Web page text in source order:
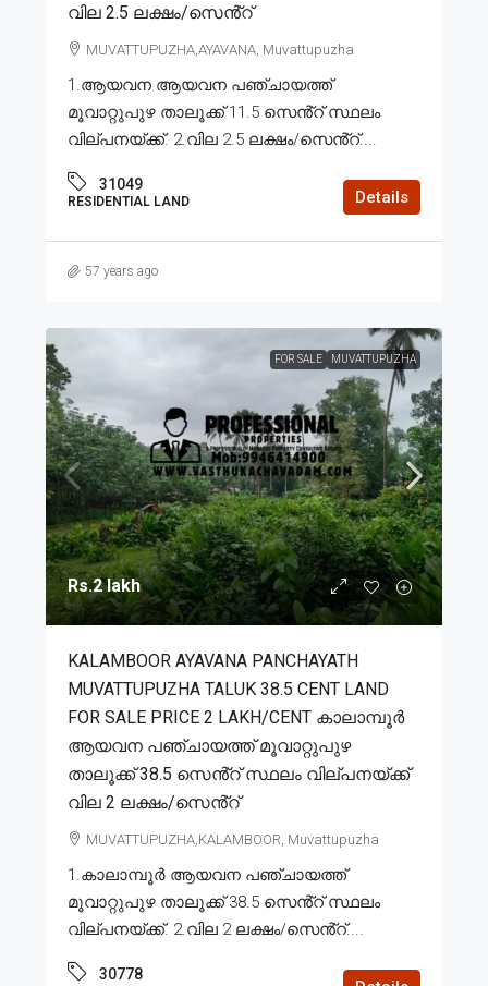
വില 2.5 ലക്ഷം/സെൻ്റ്
MUVATTUPUZHA,AYAVANA, Muvattupuzha
1.ആയവന ആയവന പഞ്ചായത്ത്
മൂവാറ്റുപുഴ താലൂക്ക് 11.5 സെൻ്റ് സ്ഥലം
വില്പനയ്ക്ക്. 2.വില 2.5 ലക്ഷം/സെൻ്റ്....
31049
RESIDENTIAL LAND Details
57 years ago
FOR SALE MUVATTUPUZHA
Rs.2 lakh
KALAMBOOR AYAVANA PANCHAYATH
MUVATTUPUZHA TALUK 38.5 CENT LAND
FOR SALE PRICE 2 LAKH/CENT കാലാമ്പൂർ
ആയവന പഞ്ചായത്ത് മൂവാറ്റുപുഴ
താലൂക്ക് 38.5 സെൻ്റ് സ്ഥലം വില്പനയ്ക്ക്
വില 2 ലക്ഷം/സെൻ്റ്
MUVATTUPUZHA,KALAMBOOR, Muvattupuzha
1.കാലാമ്പൂർ ആയവന പഞ്ചായത്ത്
മൂവാറ്റുപുഴ താലൂക്ക് 38.5 സെൻ്റ് സ്ഥലം
വില്പനയ്ക്ക്. 2.വില 2 ലക്ഷം/സെൻ്റ്....
30778